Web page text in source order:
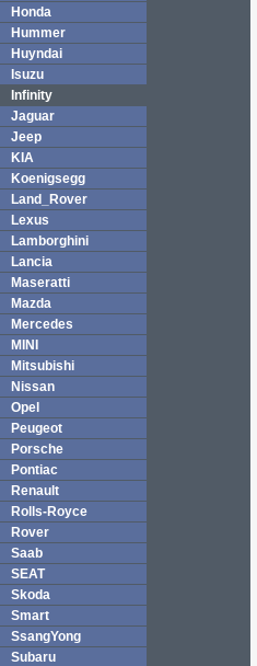
Honda
Hummer
Huyndai
Isuzu
Infinity
Jaguar
Jeep
KIA
Koenigsegg
Land_Rover
Lexus
Lamborghini
Lancia
Maseratti
Mazda
Mercedes
MINI
Mitsubishi
Nissan
Opel
Peugeot
Porsche
Pontiac
Renault
Rolls-Royce
Rover
Saab
SEAT
Skoda
Smart
SsangYong
Subaru